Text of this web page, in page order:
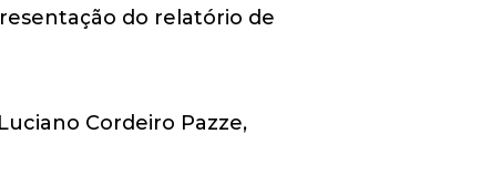
do relatório de
Cordeiro Pazze,